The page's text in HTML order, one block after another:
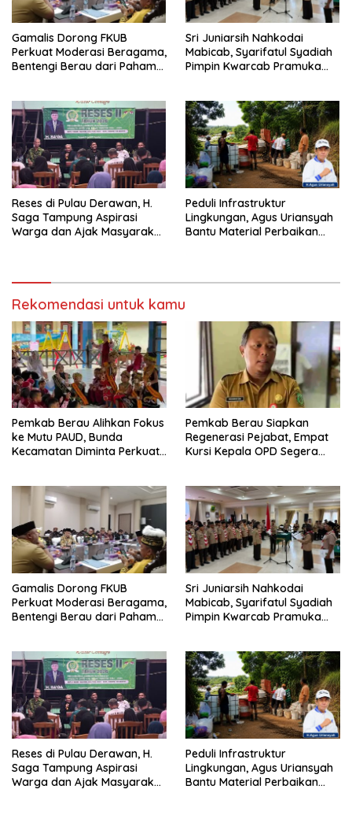
Gamalis Dorong FKUB
Perkuat Moderasi Beragama,
Bentengi Berau dari Paham
Sri Juniarsih Nahkodai
Mabicab, Syarifatul Syadiah
Pimpin Kwarcab Pramuka
Reses di Pulau Derawan, H.
Saga Tampung Aspirasi
Warga dan Ajak Masyarakat
Peduli Infrastruktur
Lingkungan, Agus Uriansyah
Bantu Material Perbaikan
Rekomendasi untuk kamu
Pemkab Berau Alihkan Fokus
ke Mutu PAUD, Bunda
Kecamatan Diminta Perkuat
Pemkab Berau Siapkan
Regenerasi Pejabat, Empat
Kursi Kepala OPD Segera
Gamalis Dorong FKUB
Perkuat Moderasi Beragama,
Bentengi Berau dari Paham
Sri Juniarsih Nahkodai
Mabicab, Syarifatul Syadiah
Pimpin Kwarcab Pramuka
Reses di Pulau Derawan, H.
Saga Tampung Aspirasi
Warga dan Ajak Masyarakat
Peduli Infrastruktur
Lingkungan, Agus Uriansyah
Bantu Material Perbaikan